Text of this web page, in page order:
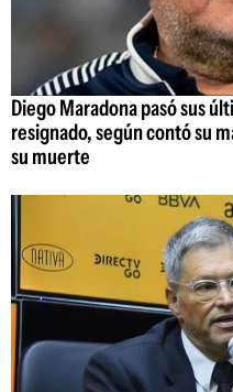
Diego Maradona pasó sus
resignado, según contó su
su muerte